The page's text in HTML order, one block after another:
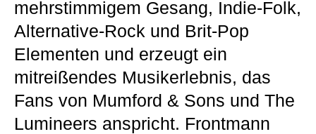
mehrstimmigem Gesang, Indie-Folk,
Alternative-Rock und Brit-Pop
Elementen und erzeugt ein
mitreißendes Musikerlebnis, das
Fans von Mumford & Sons und The
Lumineers anspricht. Frontmann